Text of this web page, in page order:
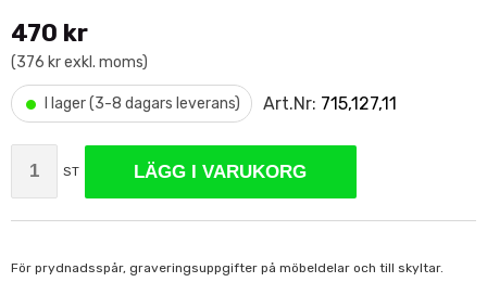
470 kr
(376 kr exkl. moms)
• I lager (3-8 dagars leverans) Art.Nr: 715,127,11
ST LÄGG I VARUKORG
För prydnadsspår, graveringsuppgifter på möbeldelar och till skyltar.